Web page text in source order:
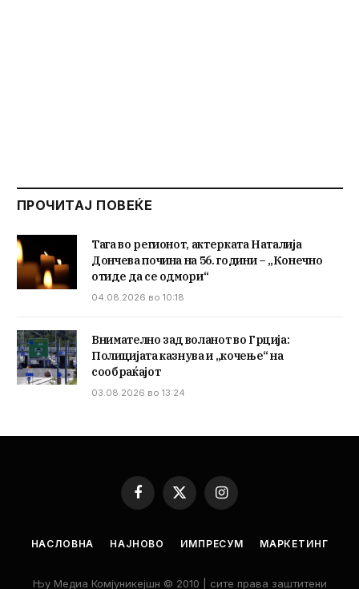
ПРОЧИТАЈ ПОВЕЌЕ
Тага во регионот, актерката Наталија
Дончева почина на 56. години – „Конечно
отиде да се одмори“
04.08.2026 во 10:18
Внимателно зад воланот во Грција:
Полицијата казнува и „кочење“ на
сообраќајот
03.08.2026 во 13:24
Facebook
X
Instagram
НАСЛОВНА НАЈНОВО ИМПРЕСУМ МАРКЕТИНГ
Њу Медиа Комјуникејшн © 2010 | сите права заштитени